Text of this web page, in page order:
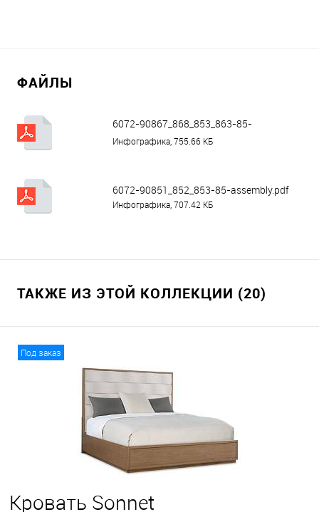
ФАЙЛЫ
6072-90867_868_853_863-85-
assembly.pdf
Инфографика, 755.66 КБ
6072-90851_852_853-85-assembly.pdf
Инфографика, 707.42 КБ
ТАКЖЕ ИЗ ЭТОЙ КОЛЛЕКЦИИ (20)
Под заказ
Кровать Sonnet